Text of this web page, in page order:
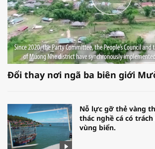
Đổi thay nơi ngã ba biên giới
Nỗ lực gỡ thẻ vàng
thác nghề cá có
vùng biển.